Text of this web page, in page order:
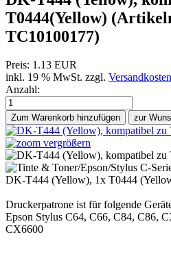
T0444(Yellow)
TC10100177)
Preis: 1.13 EUR
inkl. 19 % MwSt. zzgl. Versandkosten
Anzahl:
Zum Warenkorb hinzufügen
vergrößern
DK-T444 (Yellow), 1x T0444
Druckerpatrone ist für folgende
Epson Stylus C64, C66, C84, C86,
CX6600